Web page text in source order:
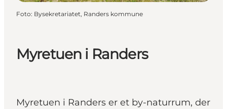
Myretuen i Randers
Myretuen i Randers er et by-naturrum, der
Foto: Bysekretariatet, Randers kommune